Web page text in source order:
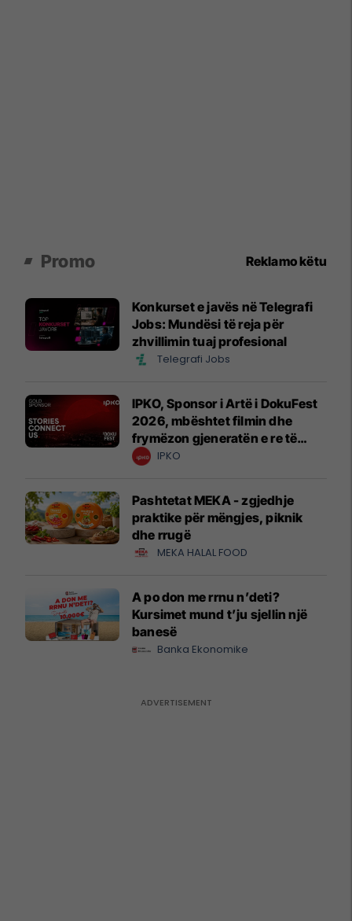
Promo Reklamo këtu
Konkurset e javës në Telegrafi
Jobs: Mundësi të reja për
zhvillimin tuaj profesional
Telegrafi Jobs
IPKO, Sponsor i Artë i DokuFest
2026, mbështet filmin dhe
frymëzon gjeneratën e re të
krijuesve
IPKO
Pashtetat MEKA - zgjedhje
praktike për mëngjes, piknik
dhe rrugë
MEKA HALAL FOOD
A po don me rrnu n’deti?
Kursimet mund t’ju sjellin një
banesë
Banka Ekonomike